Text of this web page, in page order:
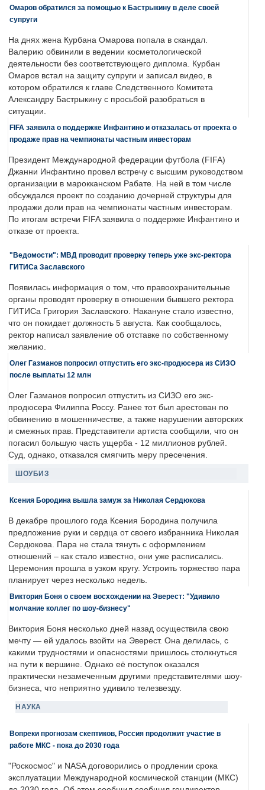
Омаров обратился за помощью к Бастрыкину в деле своей
супруги
На днях жена Курбана Омарова попала в скандал.
Валерию обвинили в ведении косметологической
деятельности без соответствующего диплома. Курбан
Омаров встал на защиту супруги и записал видео, в
котором обратился к главе Следственного Комитета
Александру Бастрыкину с просьбой разобраться в
ситуации.
FIFA заявила о поддержке Инфантино и отказалась от проекта о
продаже прав на чемпионаты частным инвесторам
Президент Международной федерации футбола (FIFA)
Джанни Инфантино провел встречу с высшим руководством
организации в марокканском Рабате. На ней в том числе
обсуждался проект по созданию дочерней структуры для
продажи доли прав на чемпионаты частным инвесторам.
По итогам встречи FIFA заявила о поддержке Инфантино и
отказе от проекта.
"Ведомости": МВД проводит проверку теперь уже экс-ректора
ГИТИСа Заславского
Появилась информация о том, что правоохранительные
органы проводят проверку в отношении бывшего ректора
ГИТИСа Григория Заславского. Накануне стало известно,
что он покидает должность 5 августа. Как сообщалось,
ректор написал заявление об отставке по собственному
желанию.
Олег Газманов попросил отпустить его экс-продюсера из СИЗО
после выплаты 12 млн
Олег Газманов попросил отпустить из СИЗО его экс-
продюсера Филиппа Россу. Ранее тот был арестован по
обвинению в мошенничестве, а также нарушении авторских
и смежных прав. Представители артиста сообщили, что он
погасил большую часть ущерба - 12 миллионов рублей.
Суд, однако, отказался смягчить меру пресечения.
ШОУБИЗ
Ксения Бородина вышла замуж за Николая Сердюкова
В декабре прошлого года Ксения Бородина получила
предложение руки и сердца от своего избранника Николая
Сердюкова. Пара не стала тянуть с оформлением
отношений – как стало известно, они уже расписались.
Церемония прошла в узком кругу. Устроить торжество пара
планирует через несколько недель.
Виктория Боня о своем восхождении на Эверест: "Удивило
молчание коллег по шоу-бизнесу"
Виктория Боня несколько дней назад осуществила свою
мечту — ей удалось взойти на Эверест. Она делилась, с
какими трудностями и опасностями пришлось столкнуться
на пути к вершине. Однако её поступок оказался
практически незамеченным другими представителями шоу-
бизнеса, что неприятно удивило телезвезду.
НАУКА
Вопреки прогнозам скептиков, Россия продолжит участие в
работе МКС - пока до 2030 года
"Роскосмос" и NASA договорились о продлении срока
эксплуатации Международной космической станции (МКС)